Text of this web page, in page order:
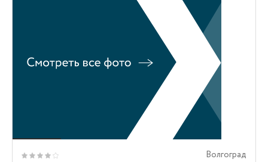
Волгоград